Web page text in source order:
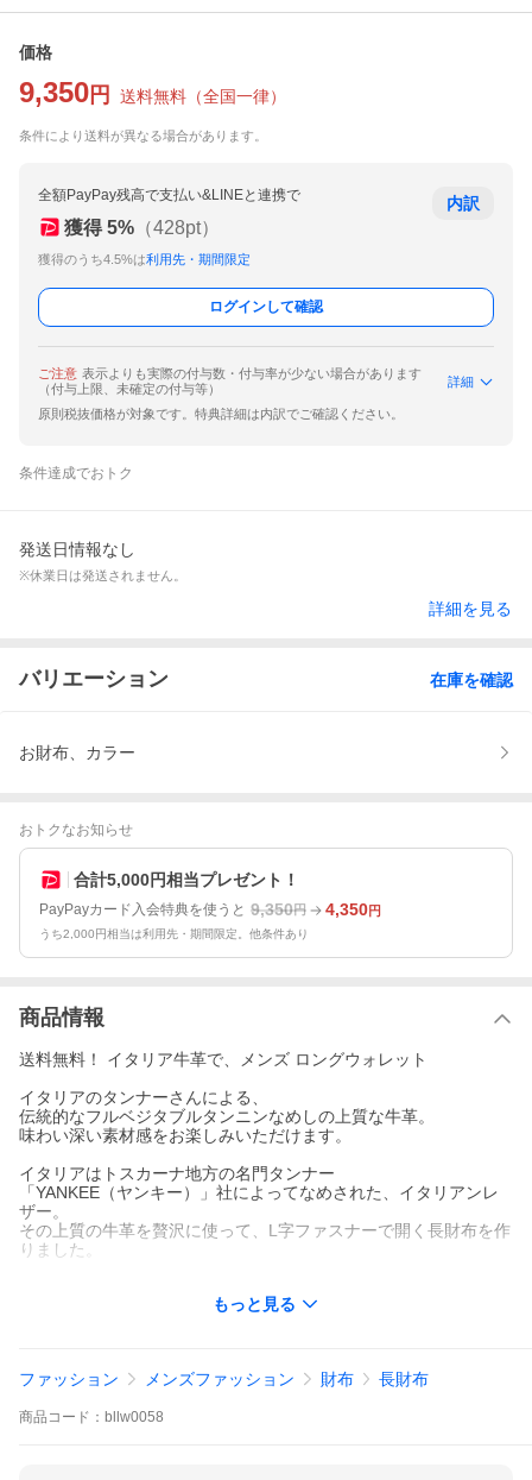
価格
9,350 円 送料無料 （全国一律）
条件により送料が異なる場合があります。
全額PayPay残高で支払い&LINEと連携で
獲得 5% （428pt）
獲得のうち4.5%は利用先・期間限定
内訳
ログインして確認
ご注意 表示よりも実際の付与数・付与率が少ない場合があります
（付与上限、未確定の付与等）
詳細
原則税抜価格が対象です。特典詳細は内訳でご確認ください。
条件達成でおトク
発送日情報なし
※休業日は発送されません。
詳細を見る
バリエーション 在庫を確認
お財布、カラー
おトクなお知らせ
合計5,000円相当プレゼント！
PayPayカード入会特典を使うと 9,350円 4,350円
うち2,000円相当は利用先・期間限定。他条件あり
商品情報
送料無料！ イタリア牛革で、メンズ ロングウォレット
イタリアのタンナーさんによる、
伝統的なフルベジタブルタンニンなめしの上質な牛革。
味わい深い素材感をお楽しみいただけます。
イタリアはトスカーナ地方の名門タンナー
「YANKEE（ヤンキー）」社によってなめされた、イタリアンレ
ザー。
その上質の牛革を贅沢に使って、L字ファスナーで開く長財布を作
りました。
Color カラー
・Brown ブラウン
もっと見る
ファッション メンズファッション 財布 長財布
商品 コード： bllw0058